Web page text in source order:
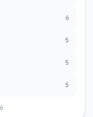
6
5
5
5